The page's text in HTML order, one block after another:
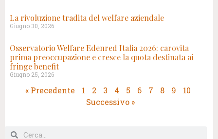
La rivoluzione tradita del welfare aziendale
Giugno 30, 2026
Osservatorio Welfare Edenred Italia 2026: carovita
prima preoccupazione e cresce la quota destinata ai
fringe benefit
Giugno 25, 2026
« Precedente 1 2 3 4 5 6 7 8 9
10
Successivo »